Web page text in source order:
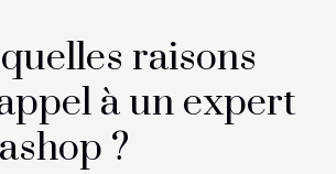
raisons
à un expert
?